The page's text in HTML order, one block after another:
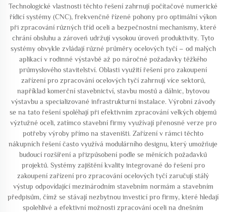
Technologické vlastnosti těchto řešení zahrnují počítačové numerické
řídicí systémy (CNC), frekvenčně řízené pohony pro optimální výkon
při zpracování různých tříd oceli a bezpečnostní mechanismy, které
chrání obsluhu a zároveň udržují vysokou úroveň produktivity. Tyto
systémy obvykle zvládají různé průměry ocelových tyčí – od malých
aplikací v rodinné výstavbě až po náročné požadavky těžkého
průmyslového stavitelství. Oblasti využití řešení pro zakoupení
zařízení pro zpracování ocelových tyčí zahrnují více sektorů,
například komerční stavebnictví, stavbu mostů a dálnic, bytovou
výstavbu a specializované infrastrukturní instalace. Výrobní závody
se na tato řešení spoléhají při efektivním zpracování velkých objemů
výztužné oceli, zatímco stavební firmy využívají přenosné verze pro
potřeby výroby přímo na staveništi. Zařízení v rámci těchto
nákupních řešení často využívá modulárního designu, který umožňuje
budoucí rozšíření a přizpůsobení podle se měnících požadavků
projektů. Systémy zajištění kvality integrované do řešení pro
zakoupení zařízení pro zpracování ocelových tyčí zaručují stálý
výstup odpovídající mezinárodním stavebním normám a stavebním
předpisům, čímž se stávají nezbytnou investicí pro firmy, které hledají
spolehlivé a efektivní možnosti zpracování oceli na dnešním